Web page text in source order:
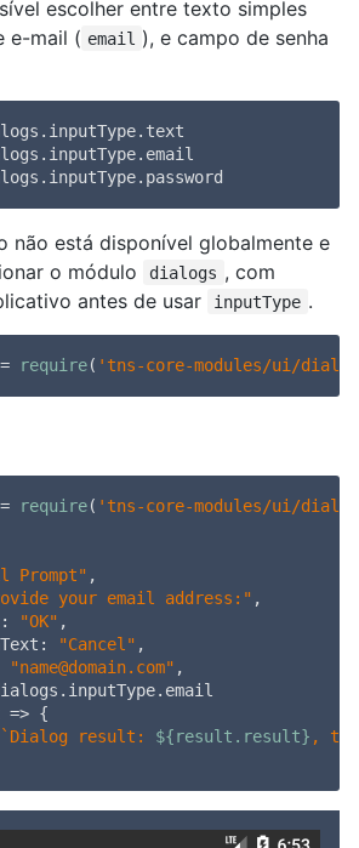
escolher entre texto simples
e-mail ( email ), e campo de senha
não está disponível globalmente e
o módulo
dialogs , com
antes de usar
inputType .
require( 'tns-core-modules/ui/
require( 'tns-core-modules/ui/
Prompt" ,
your email address:" ,
: "OK" ,
: "Cancel" ,
"name@domain.com" ,
=> {
`Dialog result: ${result.result} ,